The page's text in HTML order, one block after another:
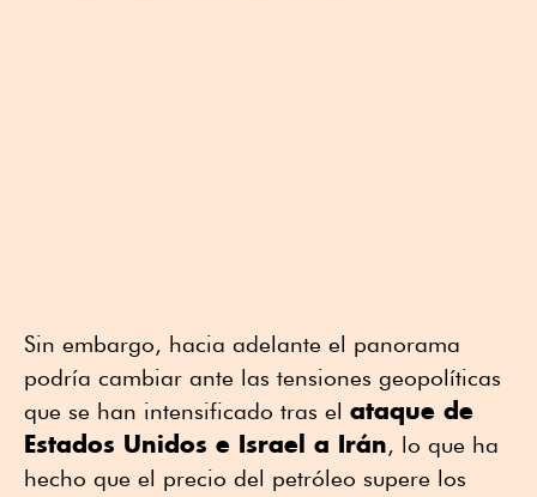
Sin embargo, hacia adelante el panorama
podría cambiar ante las tensiones geopolíticas
que se han intensificado tras el ataque de
Estados Unidos e Israel a Irán, lo que ha
hecho que el precio del petróleo supere los